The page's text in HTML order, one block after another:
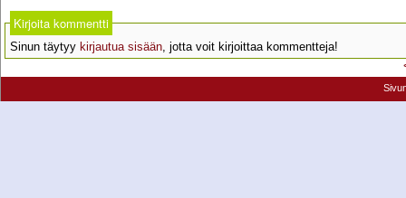
Kirjoita kommentti
Sinun täytyy kirjautua sisään, jotta voit kirjoittaa kommentteja!